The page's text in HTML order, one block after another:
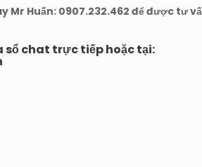
Mr Huấn: 0907.232.462 để được tư
chat trực tiếp hoặc tại: